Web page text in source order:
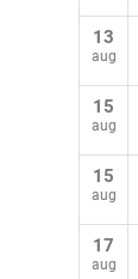
13
aug
15
aug
15
aug
17
aug